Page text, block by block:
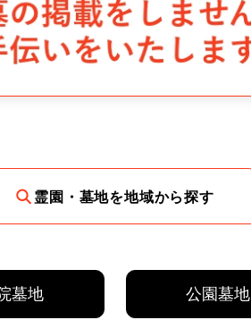
霊園・墓地を地域から探す
墓地 公園墓地